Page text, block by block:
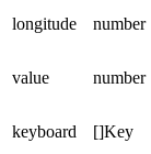
longitude
number
value number
keyboard []Key